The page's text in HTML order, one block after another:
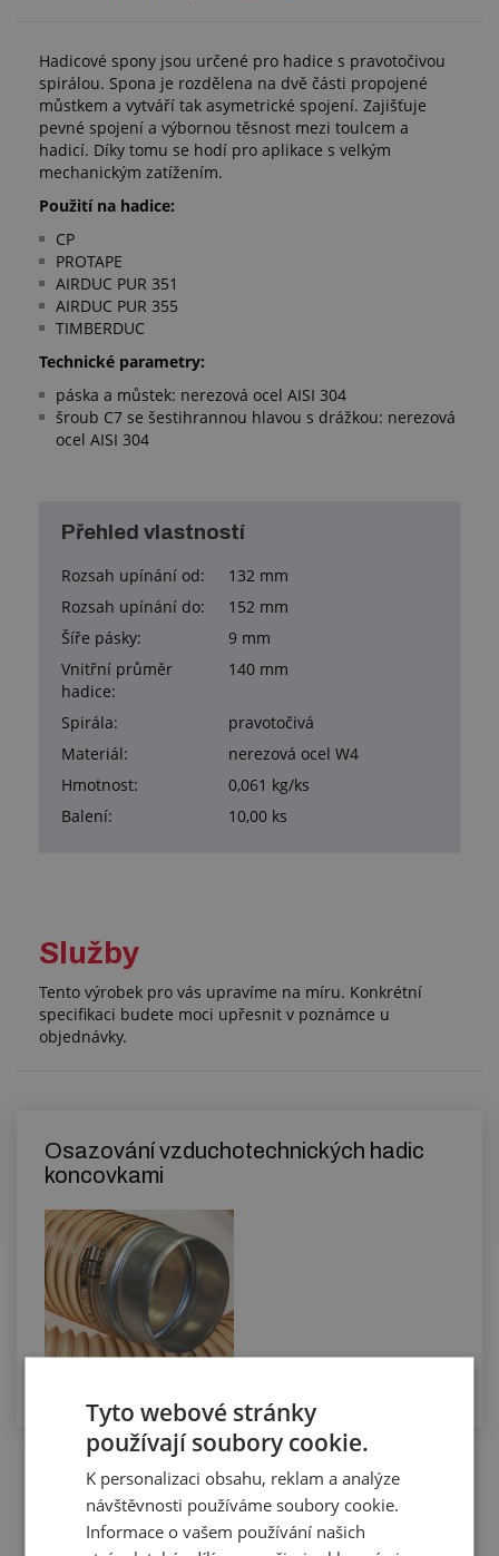
Hadicové spony jsou určené pro hadice s pravotočivou
spirálou. Spona je rozdělena na dvě části propojené
můstkem a vytváří tak asymetrické spojení. Zajišťuje
pevné spojení a výbornou těsnost mezi toulcem a
hadicí. Díky tomu se hodí pro aplikace s velkým
mechanickým zatížením.
Použití na hadice:
CP
PROTAPE
AIRDUC PUR 351
AIRDUC PUR 355
TIMBERDUC
Technické parametry:
páska a můstek: nerezová ocel AISI 304
šroub C7 se šestihrannou hlavou s drážkou: nerezová
ocel AISI 304
Přehled vlastností
Rozsah upínání od:
132 mm
Rozsah upínání do:
152 mm
Šíře pásky:
9 mm
Vnitřní průměr
hadice:
140 mm
Spirála:
pravotočivá
Materiál:
nerezová ocel W4
Hmotnost:
0,061 kg/ks
Balení:
10,00 ks
Služby
Tento výrobek pro vás upravíme na míru. Konkrétní
specifikaci budete moci upřesnit v poznámce u
objednávky.
Osazování vzduchotechnických hadic
koncovkami
Příslušenství (5)
Tyto webové stránky
používají soubory cookie.
K personalizaci obsahu, reklam a analýze
návštěvnosti používáme soubory cookie.
Informace o vašem používání našich